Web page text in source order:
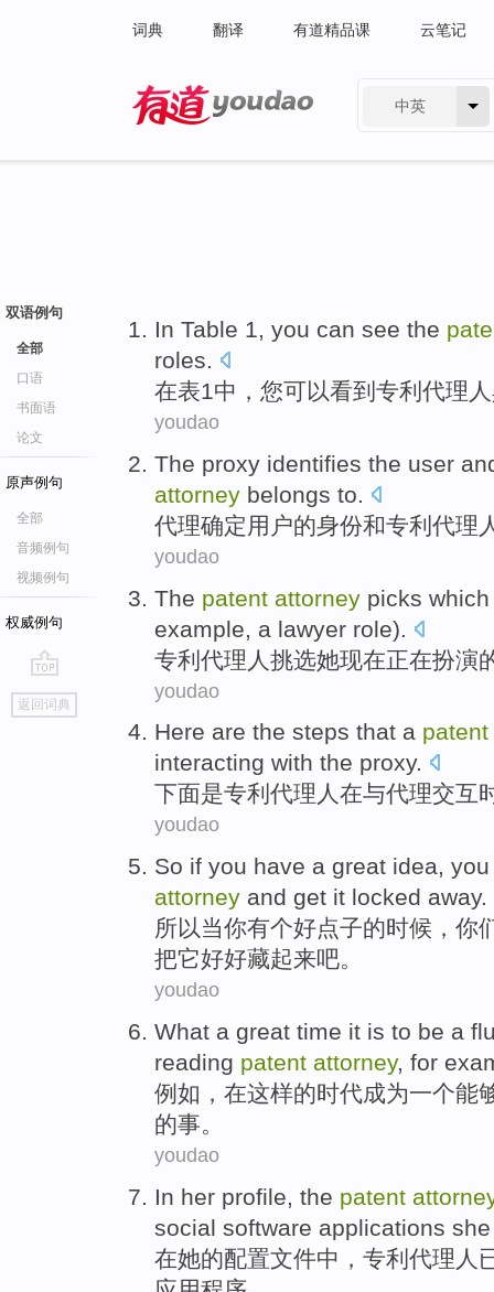
词典 翻译 有道精品课 云笔记
中英
双语例句
全部
口语
书面语
论文
原声例句
全部
音频例句
视频例句
权威例句
go
top
返回词典
In Table 1, you can see the
roles.
在表1中， 您可以看到 专利 代理人
youdao
The proxy identifies the user
attorney belongs to.
代理确定用户的身份和专利 代理
youdao
The patent attorney picks which
example
a lawyer role).
专利 代理人 挑选她现在正在扮演
youdao
Here are the steps that a patent
interacting with the proxy.
下面是专利 代理人 在与代理交互
youdao
So if you have a great idea, you
attorney and get it locked away.
所以当你有个好点子的时候， 你
把它好好藏起来吧。
youdao
What a great time it is to be a
reading patent attorney, for
例如 ，在这样的时代成为一个能
的事。
youdao
In her profile, the patent
social software applications she
在她的配置文件中， 专利 代理人